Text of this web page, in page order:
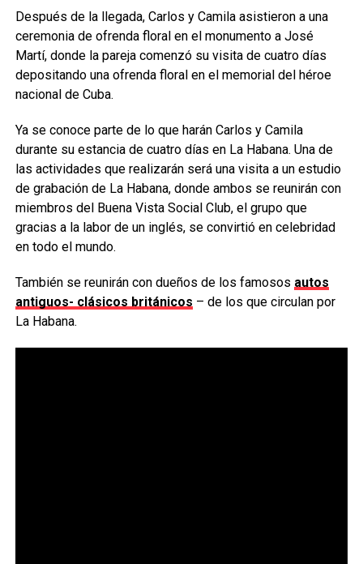
Después de la llegada, Carlos y Camila asistieron a una
ceremonia de ofrenda floral en el monumento a José
Martí, donde la pareja comenzó su visita de cuatro días
depositando una ofrenda floral en el memorial del héroe
nacional de Cuba.
Ya se conoce parte de lo que harán Carlos y Camila
durante su estancia de cuatro días en La Habana. Una de
las actividades que realizarán será una visita a un estudio
de grabación de La Habana, donde ambos se reunirán con
miembros del Buena Vista Social Club, el grupo que
gracias a la labor de un inglés, se convirtió en celebridad
en todo el mundo.
También se reunirán con dueños de los famosos autos
antiguos- clásicos británicos – de los que circulan por
La Habana.